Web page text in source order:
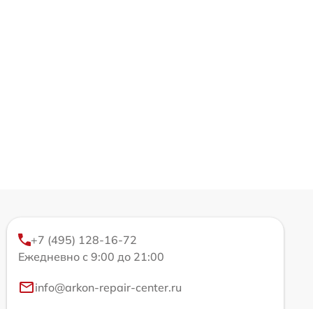
+7 (495) 128-16-72
Ежедневно с 9:00 до 21:00
info@arkon-repair-center.ru